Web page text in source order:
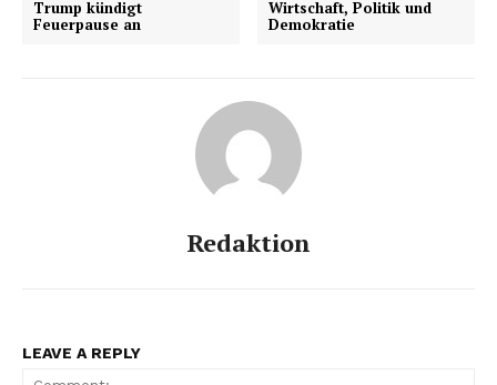
Trump kündigt
Feuerpause an
Wirtschaft, Politik und
Demokratie
Redaktion
LEAVE A REPLY